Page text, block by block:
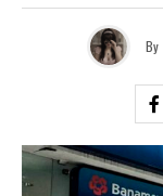
By